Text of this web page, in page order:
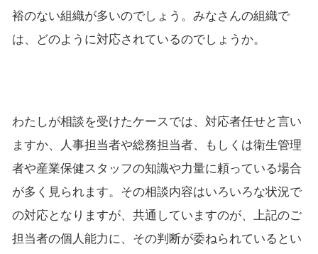
裕のない組織が多いのでしょう。みなさんの組織で
は、どのように対応されているのでしょうか。
わたしが相談を受けたケースでは、対応者任せと言い
ますか、人事担当者や総務担当者、もしくは衛生管理
者や産業保健スタッフの知識や力量に頼っている場合
が多く見られます。その相談内容はいろいろな状況で
の対応となりますが、共通していますのが、上記のご
担当者の個人能力に、その判断が委ねられているとい